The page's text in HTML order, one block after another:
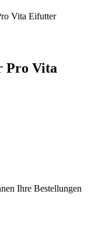
Vita Eifutter
Pro Vita
Ihre Bestellungen